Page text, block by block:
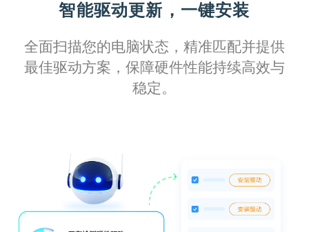
智能驱动更新，一键安装
全面扫描您的电脑状态，精准匹配并提供
最佳驱动方案，保障硬件性能持续高效与
稳定。